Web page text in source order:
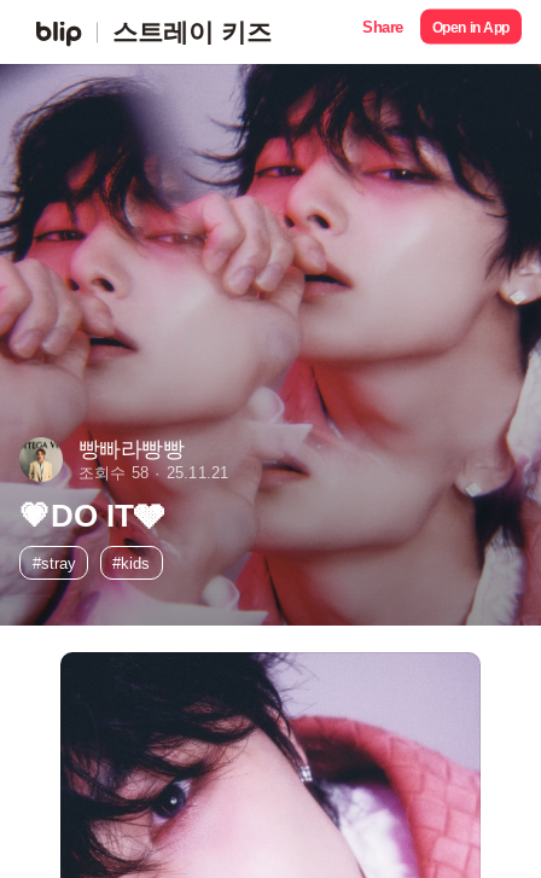
스트레이 키즈 Share Open in App
빵빠라빵빵
조회수 58 25.11.21
💗DO IT🩶
#stray #kids